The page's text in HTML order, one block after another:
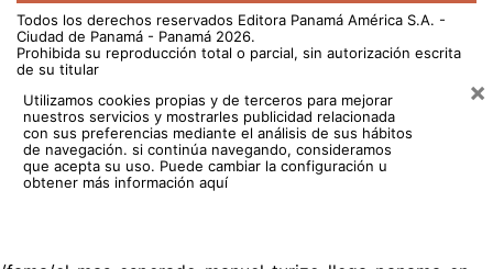
Todos los derechos reservados Editora Panamá América S.A. -
Ciudad de Panamá - Panamá 2026.
Prohibida su reproducción total o parcial, sin autorización escrita
de su titular
Utilizamos cookies propias y de terceros para mejorar
nuestros servicios y mostrarles publicidad relacionada
con sus preferencias mediante el análisis de sus hábitos
de navegación. si continúa navegando, consideramos
que acepta su uso. Puede cambiar la configuración u
obtener más información aquí
×